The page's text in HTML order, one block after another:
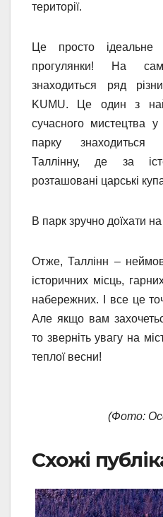
території.
Це просто ідеальне
прогулянки! На
знаходиться ряд
KUMU. Це один з
сучасного мистецтва
парку знаходиться
Таллінну, де за
розташовані царські
В парк зручно доїхати
Отже, Таллінн –
історичних місць,
набережних. І все це
Але якщо вам
то зверніть увагу на
теплої весни!
(Фото:
Схожі